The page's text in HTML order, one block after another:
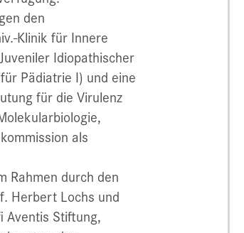
den
Klinik für Innere
Idiopathischer
Pädiatrie I) und eine
für die Virulenz
als
Rahmen durch den
Herbert Lochs und
Aventis Stiftung,